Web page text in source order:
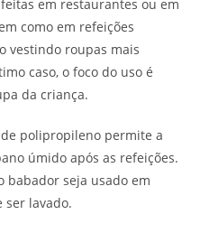
em restaurantes ou em
como em refeições
vestindo roupas mais
caso, o foco do uso é
da criança.
polipropileno permite a
úmido após as refeições.
babador seja usado em
ser lavado.